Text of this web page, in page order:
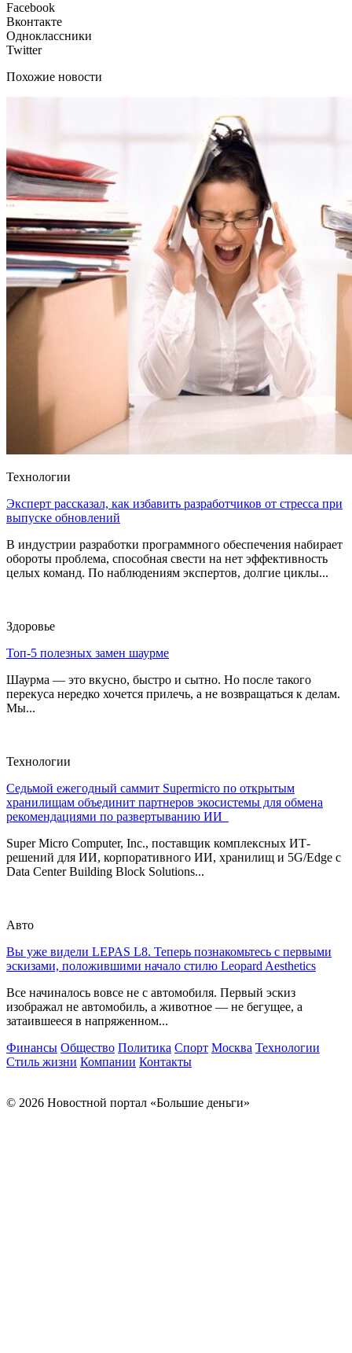
Facebook
Вконтакте
Одноклассники
Twitter
Похожие новости
Технологии
Эксперт рассказал, как избавить разработчиков от стресса при
выпуске обновлений
В индустрии разработки программного обеспечения набирает
обороты проблема, способная свести на нет эффективность
целых команд. По наблюдениям экспертов, долгие циклы...
Здоровье
Топ-5 полезных замен шаурме
Шаурма — это вкусно, быстро и сытно. Но после такого
перекуса нередко хочется прилечь, а не возвращаться к делам.
Мы...
Технологии
Седьмой ежегодный саммит Supermicro по открытым
хранилищам объединит партнеров экосистемы для обмена
рекомендациями по развертыванию ИИ
Super Micro Computer, Inc., поставщик комплексных ИТ-
решений для ИИ, корпоративного ИИ, хранилищ и 5G/Edge с
Data Center Building Block Solutions...
Авто
Вы уже видели LEPAS L8. Теперь познакомьтесь с первыми
эскизами, положившими начало стилю Leopard Aesthetics
Все начиналось вовсе не с автомобиля. Первый эскиз
изображал не автомобиль, а животное — не бегущее, а
затаившееся в напряженном...
Финансы Общество Политика Спорт Москва Технологии
Стиль жизни Компании Контакты
© 2026 Новостной портал «Большие деньги»